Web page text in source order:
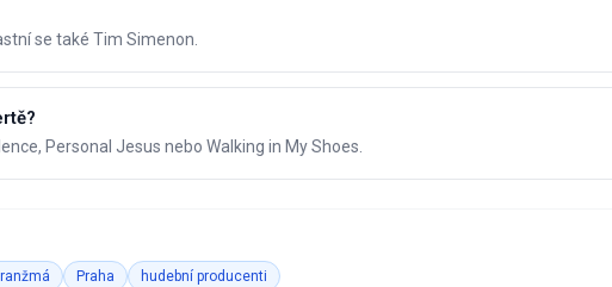
se také Tim Simenon.
Personal Jesus nebo Walking in My Shoes.
Praha hudební producenti